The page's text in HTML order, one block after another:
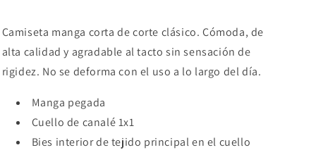
Camiseta manga corta de corte clásico. Cómoda, de
alta calidad y agradable al tacto sin sensación de
rigidez. No se deforma con el uso a lo largo del día.
Manga pegada
Cuello de canalé 1x1
Bies interior de tejido principal en el cuello